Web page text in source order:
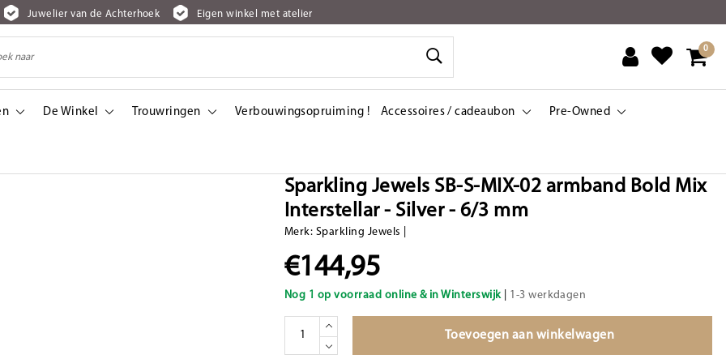
Juwelier van de Achterhoek Eigen winkel met atelier
0
De Winkel Trouwringen Verbouwingsopruiming ! Accessoires / cadeaubon Pre-Owned
Sparkling Jewels SB-S-MIX-02 armband Bold Mix
Interstellar - Silver - 6/3 mm
Merk: Sparkling Jewels
€144,95
Nog 1 op voorraad online & in Winterswijk| 1-3 werkdagen
Toevoegen aan winkelwagen